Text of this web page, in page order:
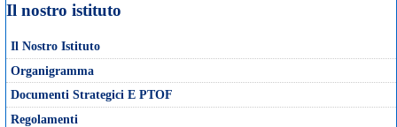
Il nostro istituto
Il Nostro Istituto
Organigramma
Documenti Strategici E PTOF
Regolamenti